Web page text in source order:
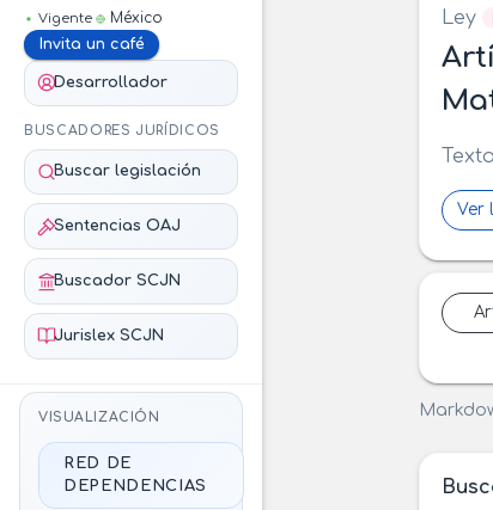
Vigente
México
Invita un café
Desarrollador
BUSCADORES JURÍDICOS
Buscar legislación
Sentencias OAJ
Buscador SCJN
Jurislex SCJN
VISUALIZACIÓN
RED DE
DEPENDENCIAS
Ley
Ver